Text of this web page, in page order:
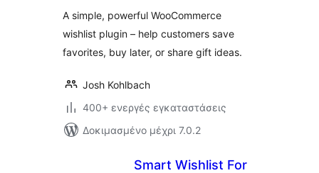
A simple, powerful WooCommerce
wishlist plugin – help customers save
favorites, buy later, or share gift ideas.
Josh Kohlbach
400+ ενεργές εγκαταστάσεις
Δοκιμασμένο μέχρι 7.0.2
Smart Wishlist For